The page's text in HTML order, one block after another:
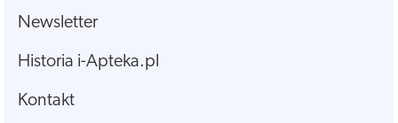
Newsletter
Historia i-Apteka.pl
Kontakt